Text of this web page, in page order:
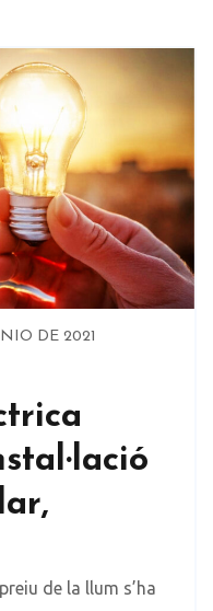
DE 2021
de la llum s’ha